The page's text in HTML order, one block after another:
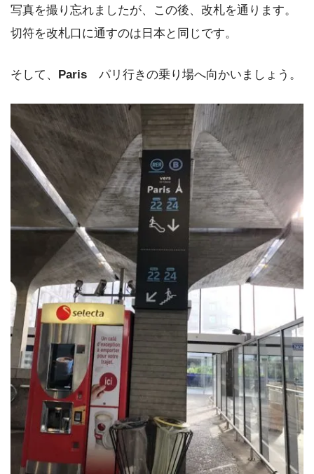
写真を撮り忘れましたが、この後、改札を通ります。
切符を改札口に通すのは日本と同じです。
そして、 Paris パリ行きの乗り場へ向かいましょう。